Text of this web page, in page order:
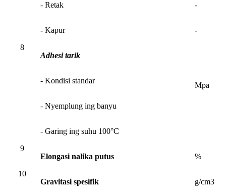
- Retak -
- Kapur
-
8
Adhesi tarik
Mpa
- Kondisi standar
- Nyemplung ing banyu
- Garing ing suhu 100°C
9
Elongasi nalika putus
%
10
Gravitasi spesifik
g/cm3